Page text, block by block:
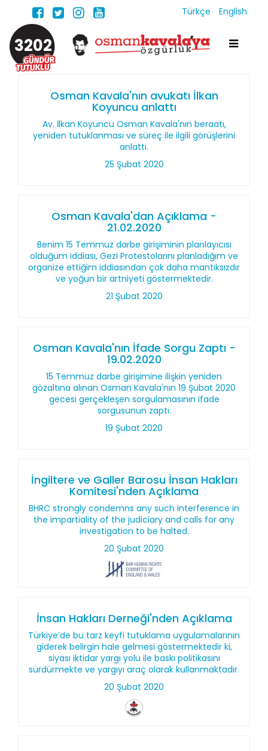
Türkçe English
3202
Osman Kavala'nın avukatı İlkan
Koyuncu anlattı
Av. İlkan Koyuncu Osman Kavala'nın beraatı,
yeniden tutuklanması ve süreç ile ilgili görüşlerini
anlattı.
25 Şubat 2020
Osman Kavala'dan Açıklama -
21.02.2020
Benim 15 Temmuz darbe girişiminin planlayıcısı
olduğum iddiası, Gezi Protestolarını planladığım ve
organize ettiğim iddiasından çok daha mantıksızdır
ve yoğun bir artniyeti göstermektedir.
21 Şubat 2020
Osman Kavala'nın İfade Sorgu Zaptı -
19.02.2020
15 Temmuz darbe girişimine ilişkin yeniden
gözaltına alınan Osman Kavala'nın 19 Şubat 2020
gecesi gerçekleşen sorgulamasının ifade
sorgusunun zaptı.
19 Şubat 2020
İngiltere ve Galler Barosu İnsan Hakları
Komitesi'nden Açıklama
BHRC strongly condemns any such interference in
the impartiality of the judiciary and calls for any
investigation to be halted.
20 Şubat 2020
İnsan Hakları Derneği'nden Açıklama
Türkiye’de bu tarz keyfi tutuklama uygulamalarının
giderek belirgin hale gelmesi göstermektedir ki,
siyası iktidar yargı yolu ile baskı politikasını
sürdürmekte ve yargıyı araç olarak kullanmaktadır.
20 Şubat 2020